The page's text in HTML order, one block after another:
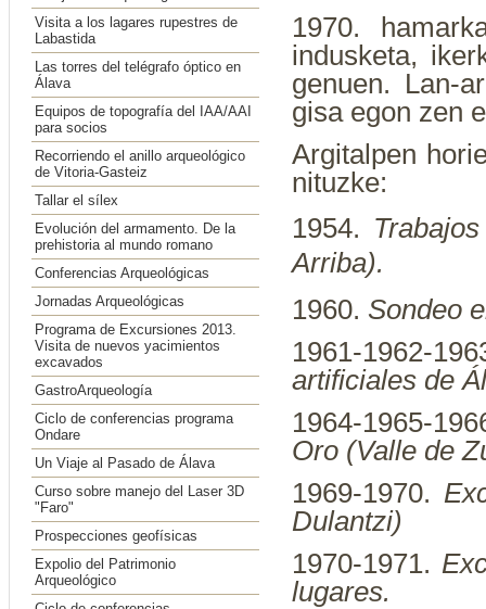
Visita a los lagares rupestres de
Labastida
Las torres del telégrafo óptico en
Álava
Equipos de topografía del IAA/AAI
para socios
Recorriendo el anillo arqueológico
de Vitoria-Gasteiz
Tallar el sílex
Evolución del armamento. De la
prehistoria al mundo romano
Conferencias Arqueológicas
Jornadas Arqueológicas
Programa de Excursiones 2013.
Visita de nuevos yacimientos
excavados
GastroArqueología
Ciclo de conferencias programa
Ondare
Un Viaje al Pasado de Álava
Curso sobre manejo del Laser 3D
"Faro"
Prospecciones geofísicas
Expolio del Patrimonio
Arqueológico
1970.
indusketa,
genuen. Lan-
gisa egon zen
Argitalpen
nituzke:
1954.
Arriba).
1960. Sondeo
1961-1962-
artificiales de
1964-1965-
Oro (Valle de
1969-1970.
Dulantzi)
1970-1971.
lugares.